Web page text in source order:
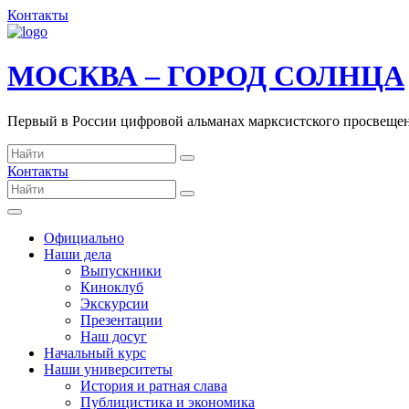
Контакты
МОСКВА – ГОРОД СОЛНЦА
Первый в России цифровой альманах марксистского
Контакты
Официально
Наши дела
Выпускники
Киноклуб
Экскурсии
Презентации
Наш досуг
Начальный курс
Наши университеты
История и ратная слава
Публицистика и экономика